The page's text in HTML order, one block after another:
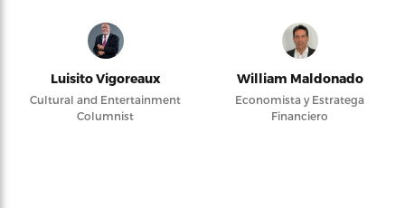
Luisito Vigoreaux
Cultural and Entertainment
Columnist
William Maldonado
Economista y Estratega
Financiero